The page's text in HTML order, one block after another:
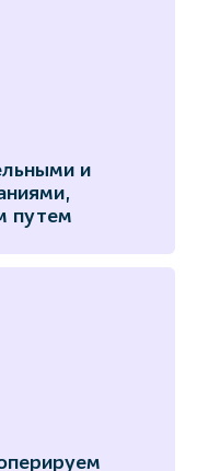
и
путем